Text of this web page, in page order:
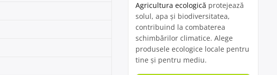
Agricultura ecologică protejează
solul, apa și biodiversitatea,
contribuind la combaterea
schimbărilor climatice. Alege
produsele ecologice locale pentru
tine și pentru mediu.